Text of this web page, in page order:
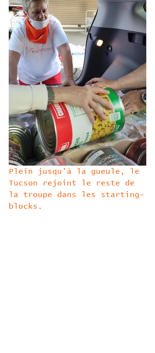
Plein jusqu'à la gueule, le
Tucson rejoint le reste de
la troupe dans les starting-
blocks.